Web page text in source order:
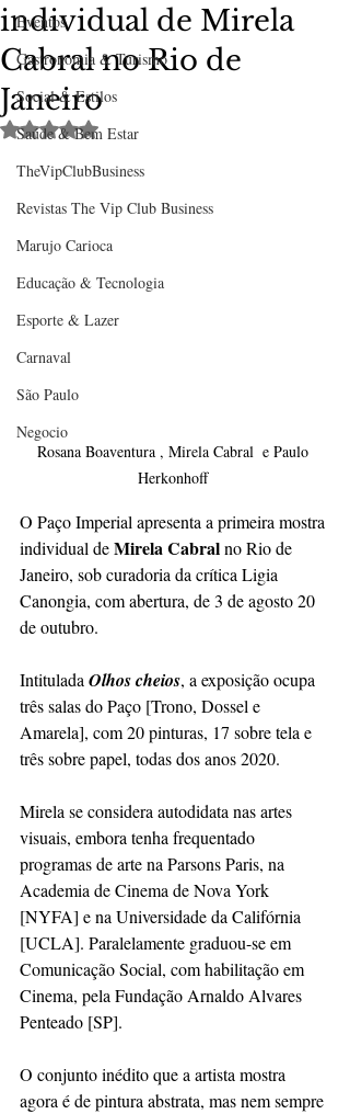
Eventos
Gastronomia & Turismo
Social & Estilos
Saúde & Bem Estar
TheVipClubBusiness
Revistas The Vip Club Business
Marujo Carioca
Educação & Tecnologia
Esporte & Lazer
Carnaval
São Paulo
Negocio
individual de Mirela
Cabral no Rio de
Janeiro
Avaliado com NaN de 5 estrelas.
Rosana Boaventura , Mirela Cabral  e Paulo
Herkonhoff
O Paço Imperial apresenta a primeira mostra
individual de Mirela Cabral no Rio de
Janeiro, sob curadoria da crítica Ligia
Canongia, com abertura, de 3 de agosto 20
de outubro.
Intitulada Olhos cheios, a exposição ocupa
três salas do Paço [Trono, Dossel e
Amarela], com 20 pinturas, 17 sobre tela e
três sobre papel, todas dos anos 2020.
Mirela se considera autodidata nas artes
visuais, embora tenha frequentado
programas de arte na Parsons Paris, na
Academia de Cinema de Nova York
[NYFA] e na Universidade da Califórnia
[UCLA]. Paralelamente graduou-se em
Comunicação Social, com habilitação em
Cinema, pela Fundação Arnaldo Alvares
Penteado [SP].
O conjunto inédito que a artista mostra
agora é de pintura abstrata, mas nem sempre